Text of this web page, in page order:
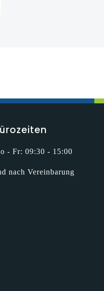
- Fr: 09:30 - 15:00
nach Vereinbarung